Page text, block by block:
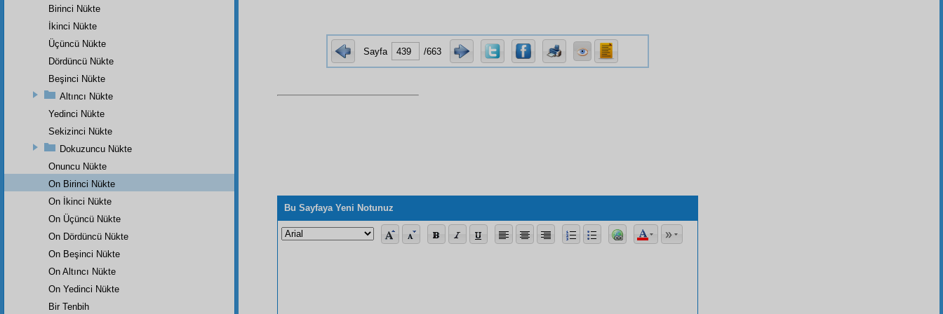
Sayfa /663
Bu Sayfaya Yeni Notunuz
Birinci Nükte
İkinci Nükte
Üçüncü Nükte
Dördüncü Nükte
Beşinci Nükte
Altıncı Nükte
Yedinci Nükte
Sekizinci Nükte
Dokuzuncu Nükte
Onuncu Nükte
On Birinci Nükte
On İkinci Nükte
On Üçüncü Nükte
On Dördüncü Nükte
On Beşinci Nükte
On Altıncı Nükte
On Yedinci Nükte
Bir Tenbih